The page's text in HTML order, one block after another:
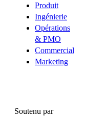
Produit
Ingénierie
Opérations
& PMO
Commercial
Marketing
Soutenu par